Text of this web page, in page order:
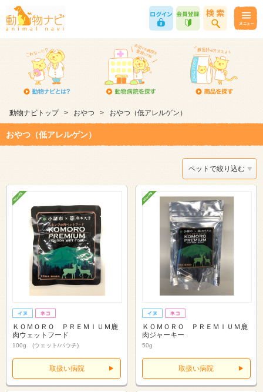
動物ナビトップ > おやつ > おやつ（低アレルゲン）
おやつ（低アレルゲン）
ペットで絞り込む
ＫＯＭＯＲＯ ＰＲＥＭＩＵＭ鹿
肉ウェットフード
100g (ウェット/パウチ)
取扱い病院
ＫＯＭＯＲＯ ＰＲＥＭＩＵＭ鹿
肉ジャーキー
50g
取扱い病院